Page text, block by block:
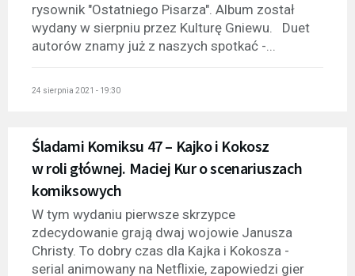
rysownik "Ostatniego Pisarza". Album został
wydany w sierpniu przez Kulturę Gniewu. Duet
autorów znamy już z naszych spotkać -...
24 sierpnia 2021 - 19:30
Śladami Komiksu 47 – Kajko i Kokosz
w roli głównej. Maciej Kur o scenariuszach
komiksowych
W tym wydaniu pierwsze skrzypce
zdecydowanie grają dwaj wojowie Janusza
Christy. To dobry czas dla Kajka i Kokosza -
serial animowany na Netflixie, zapowiedzi gier